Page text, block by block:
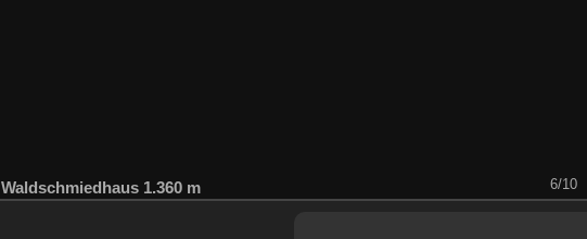
Waldschmiedhaus 1.360 m 6/10